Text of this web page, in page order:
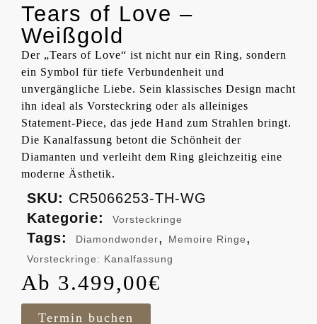
Tears of Love –
Weißgold
Der „Tears of Love“ ist nicht nur ein Ring, sondern
ein Symbol für tiefe Verbundenheit und
unvergängliche Liebe. Sein klassisches Design macht
ihn ideal als Vorsteckring oder als alleiniges
Statement-Piece, das jede Hand zum Strahlen bringt.
Die Kanalfassung betont die Schönheit der
Diamanten und verleiht dem Ring gleichzeitig eine
moderne Ästhetik.
SKU: CR5066253-TH-WG
Kategorie:
Vorsteckringe
Tags: Diamondwonder, Memoire Ringe,
Vorsteckringe: Kanalfassung
3.499,00€
Termin buchen